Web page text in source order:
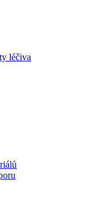
léčiva